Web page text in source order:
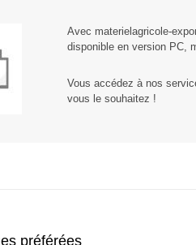
Avec materielagricole-
disponible en version PC,
Vous accédez à nos
vous le souhaitez !
préférées